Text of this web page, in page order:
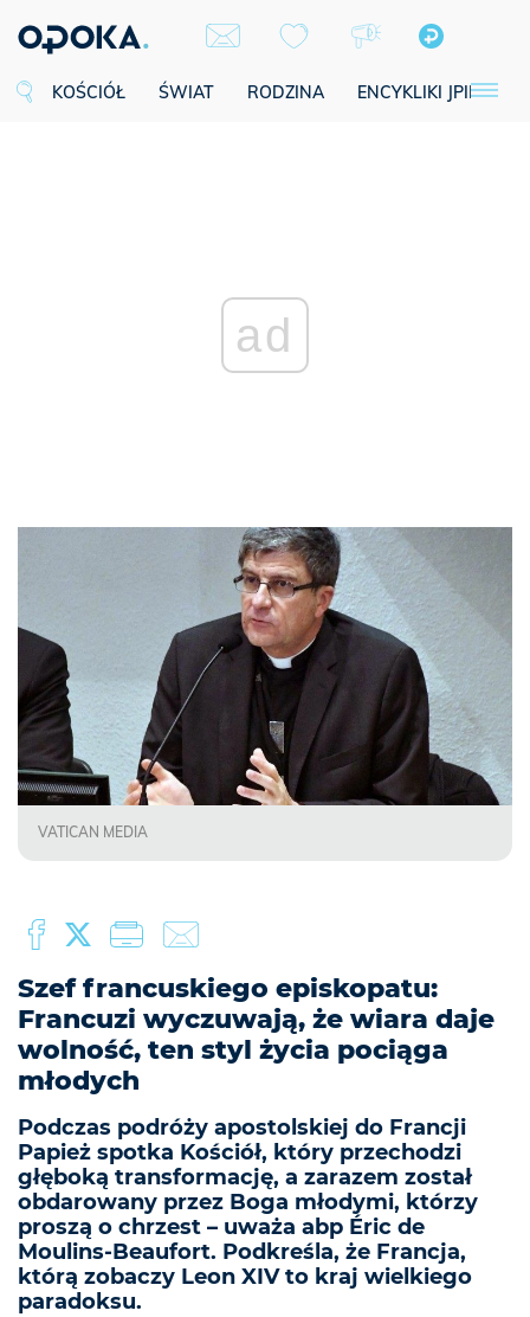
KOŚCIÓŁ ŚWIAT RODZINA ENCYKLIKI JPII
ad
VATICAN MEDIA
Szef francuskiego episkopatu:
Francuzi wyczuwają, że wiara daje
wolność, ten styl życia pociąga
młodych
Podczas podróży apostolskiej do Francji
Papież spotka Kościół, który przechodzi
głęboką transformację, a zarazem został
obdarowany przez Boga młodymi, którzy
proszą o chrzest – uważa abp Éric de
Moulins-Beaufort. Podkreśla, że Francja,
którą zobaczy Leon XIV to kraj wielkiego
paradoksu.